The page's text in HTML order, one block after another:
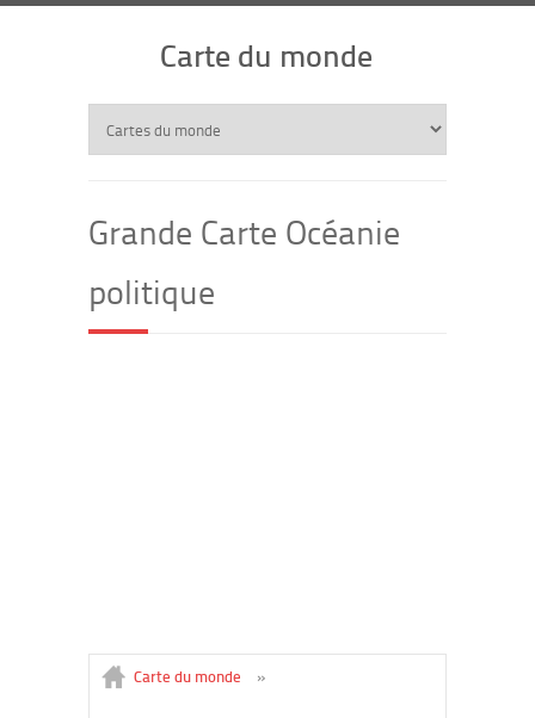
Carte du monde
Grande Carte Océanie
politique
Carte du monde »